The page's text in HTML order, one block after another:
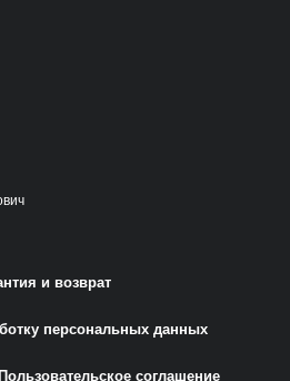
и возврат
персональных данных
соглашение